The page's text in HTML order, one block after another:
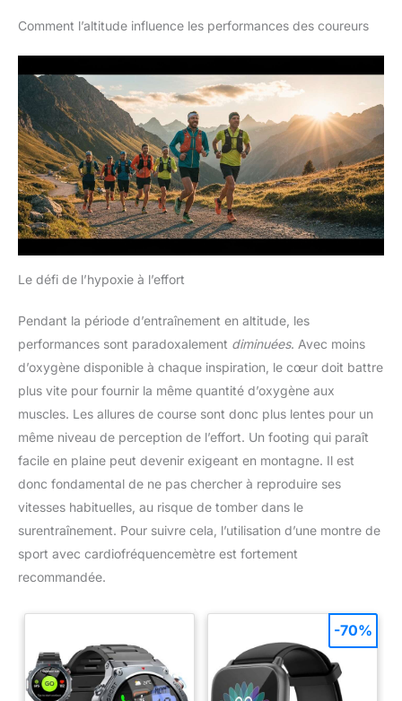
Comment l’altitude influence les performances des coureurs
Le défi de l’hypoxie à l’effort
Pendant la période d’entraînement en altitude, les
performances sont paradoxalement diminuées. Avec moins
d’oxygène disponible à chaque inspiration, le cœur doit battre
plus vite pour fournir la même quantité d’oxygène aux
muscles. Les allures de course sont donc plus lentes pour un
même niveau de perception de l’effort. Un footing qui paraît
facile en plaine peut devenir exigeant en montagne. Il est
donc fondamental de ne pas chercher à reproduire ses
vitesses habituelles, au risque de tomber dans le
surentraînement. Pour suivre cela, l’utilisation d’une montre de
sport avec cardiofréquencemètre est fortement
recommandée.
-70%